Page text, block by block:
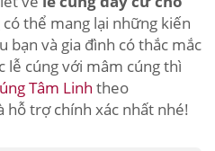
thể mang lại những kiến
bạn và gia đình có thắc mắc
lễ cúng với mâm cúng thì
Tâm Linh theo
trợ chính xác nhất nhé!